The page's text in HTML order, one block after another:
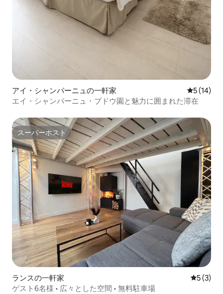
アイ・シャンパーニュの一軒家 レビュー
5 (14)
エイ・シャンパーニュ・ブドウ園と魅力に囲まれた滞在
スーパーホスト
スーパーホスト
ランスの一軒家 レビュー
5 (3)
ゲスト6名様 • 広々とした空間 • 無料駐車場